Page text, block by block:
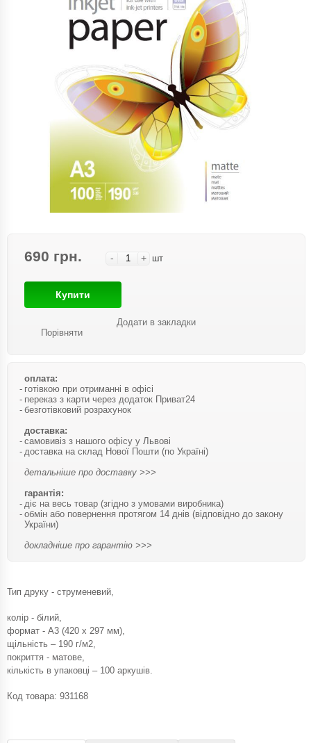
690 грн. - + шт
Купити
Порівняти
Додати в закладки
оплата:
готівкою при отриманні в офісі
переказ з карти через додаток Приват24
безготівковий розрахунок
доставка:
самовивіз з нашого офісу у Львові
доставка на склад Нової Пошти (по Україні)
детальніше про доставку >>>
гарантія:
діє на весь товар (згідно з умовами виробника)
обмін або повернення протягом 14 днів (відповідно до закону
України)
докладніше про гарантію >>>
Тип друку - струменевий,
колір - білий,
формат - А3 (420 x 297 мм),
щільність – 190 г/м2,
покриття - матове,
кількість в упаковці – 100 аркушів.
Код товара: 931168